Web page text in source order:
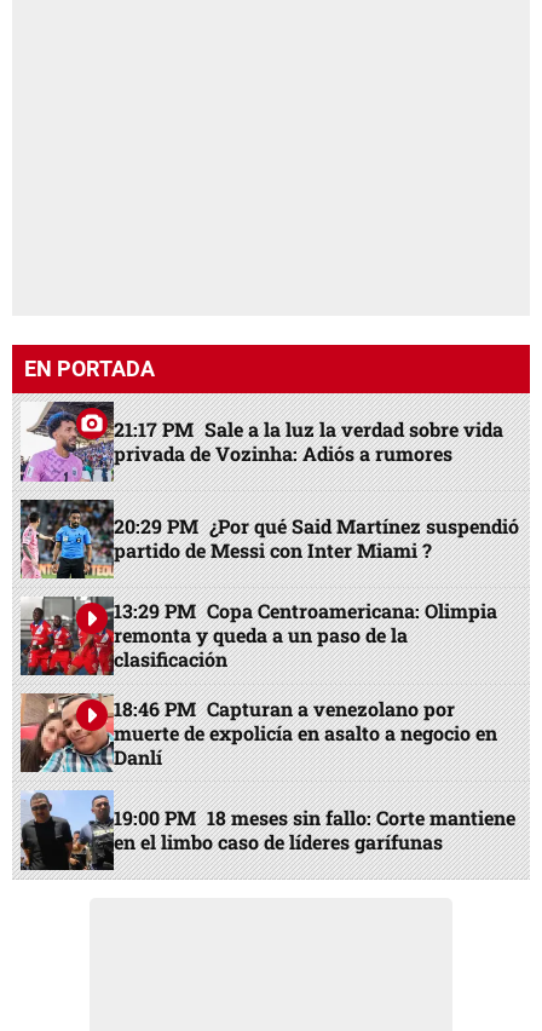
EN PORTADA
21:17 PM Sale a la luz la verdad sobre vida
privada de Vozinha: Adiós a rumores
20:29 PM ¿Por qué Said Martínez suspendió
partido de Messi con Inter Miami ?
13:29 PM Copa Centroamericana: Olimpia
remonta y queda a un paso de la
clasificación
18:46 PM Capturan a venezolano por
muerte de expolicía en asalto a negocio en
Danlí
19:00 PM 18 meses sin fallo: Corte mantiene
en el limbo caso de líderes garífunas